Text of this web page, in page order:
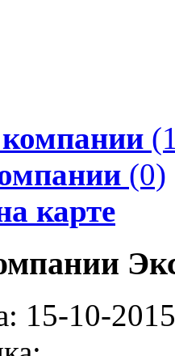
(0)
карте
15-10-2015